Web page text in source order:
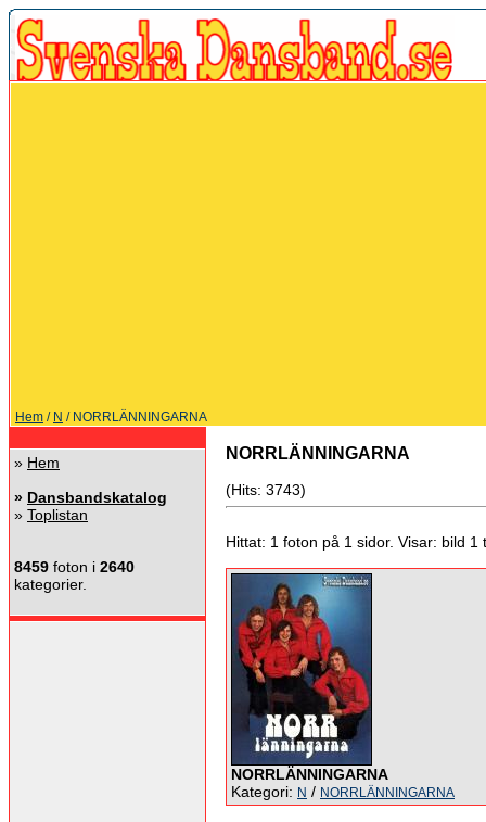
Hem / N / NORRLÄNNINGARNA
» Hem
» Dansbandskatalog
» Toplistan
8459 foton i 2640
kategorier.
NORRLÄNNINGARNA
(Hits: 3743)
Hittat: 1 foton på 1 sidor. Visar: bild 1
NORRLÄNNINGARNA
Kategori: N / NORRLÄNNINGARNA